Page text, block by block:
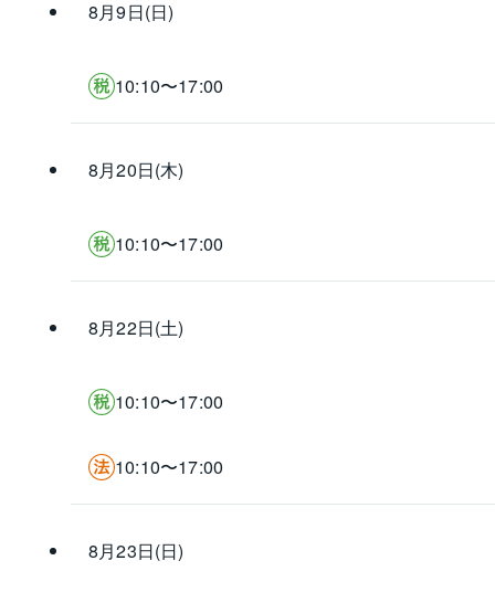
8月9日(日)
10:10〜17:00
8月20日(木)
10:10〜17:00
8月22日(土)
10:10〜17:00
10:10〜17:00
8月23日(日)